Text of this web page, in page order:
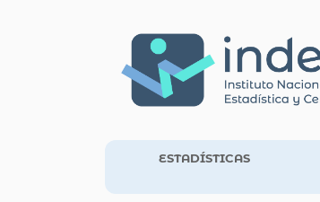
ESTADÍSTICAS